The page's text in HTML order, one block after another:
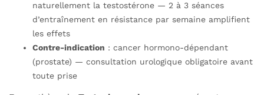
naturellement la testostérone — 2 à 3 séances
d’entraînement en résistance par semaine amplifient
les effets
Contre-indication : cancer hormono-dépendant
(prostate) — consultation urologique obligatoire avant
toute prise